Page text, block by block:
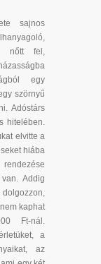
sajnos
nőtt fel,
egy
szörnyű
Adóstárs
hitelében.
elvitte a
hiába
Addig
kaphat
Ft-nál.
a
az